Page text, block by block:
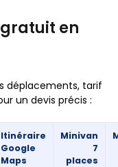
en
déplacements, tarif
un devis précis :
Itinéraire
Google
Maps
Minivan
7
places